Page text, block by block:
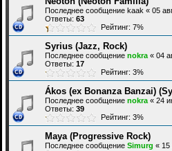
Последнее сообщение kaak « 05
Ответы: 63
Рейтинг: 7%
Syrius (Jazz, Rock)
Последнее сообщение nokra « 04
Ответы: 17
Рейтинг: 3%
Ákos (ex Bonanza Banzai)
Последнее сообщение nokra « 24
Ответы: 39
Рейтинг: 3%
Maya (Progressive Rock)
Последнее сообщение Simurg « 15